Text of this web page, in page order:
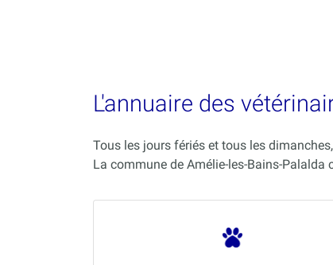
L'annuaire des
Tous les jours fériés et tous les
La commune de Amélie-les-Bains-